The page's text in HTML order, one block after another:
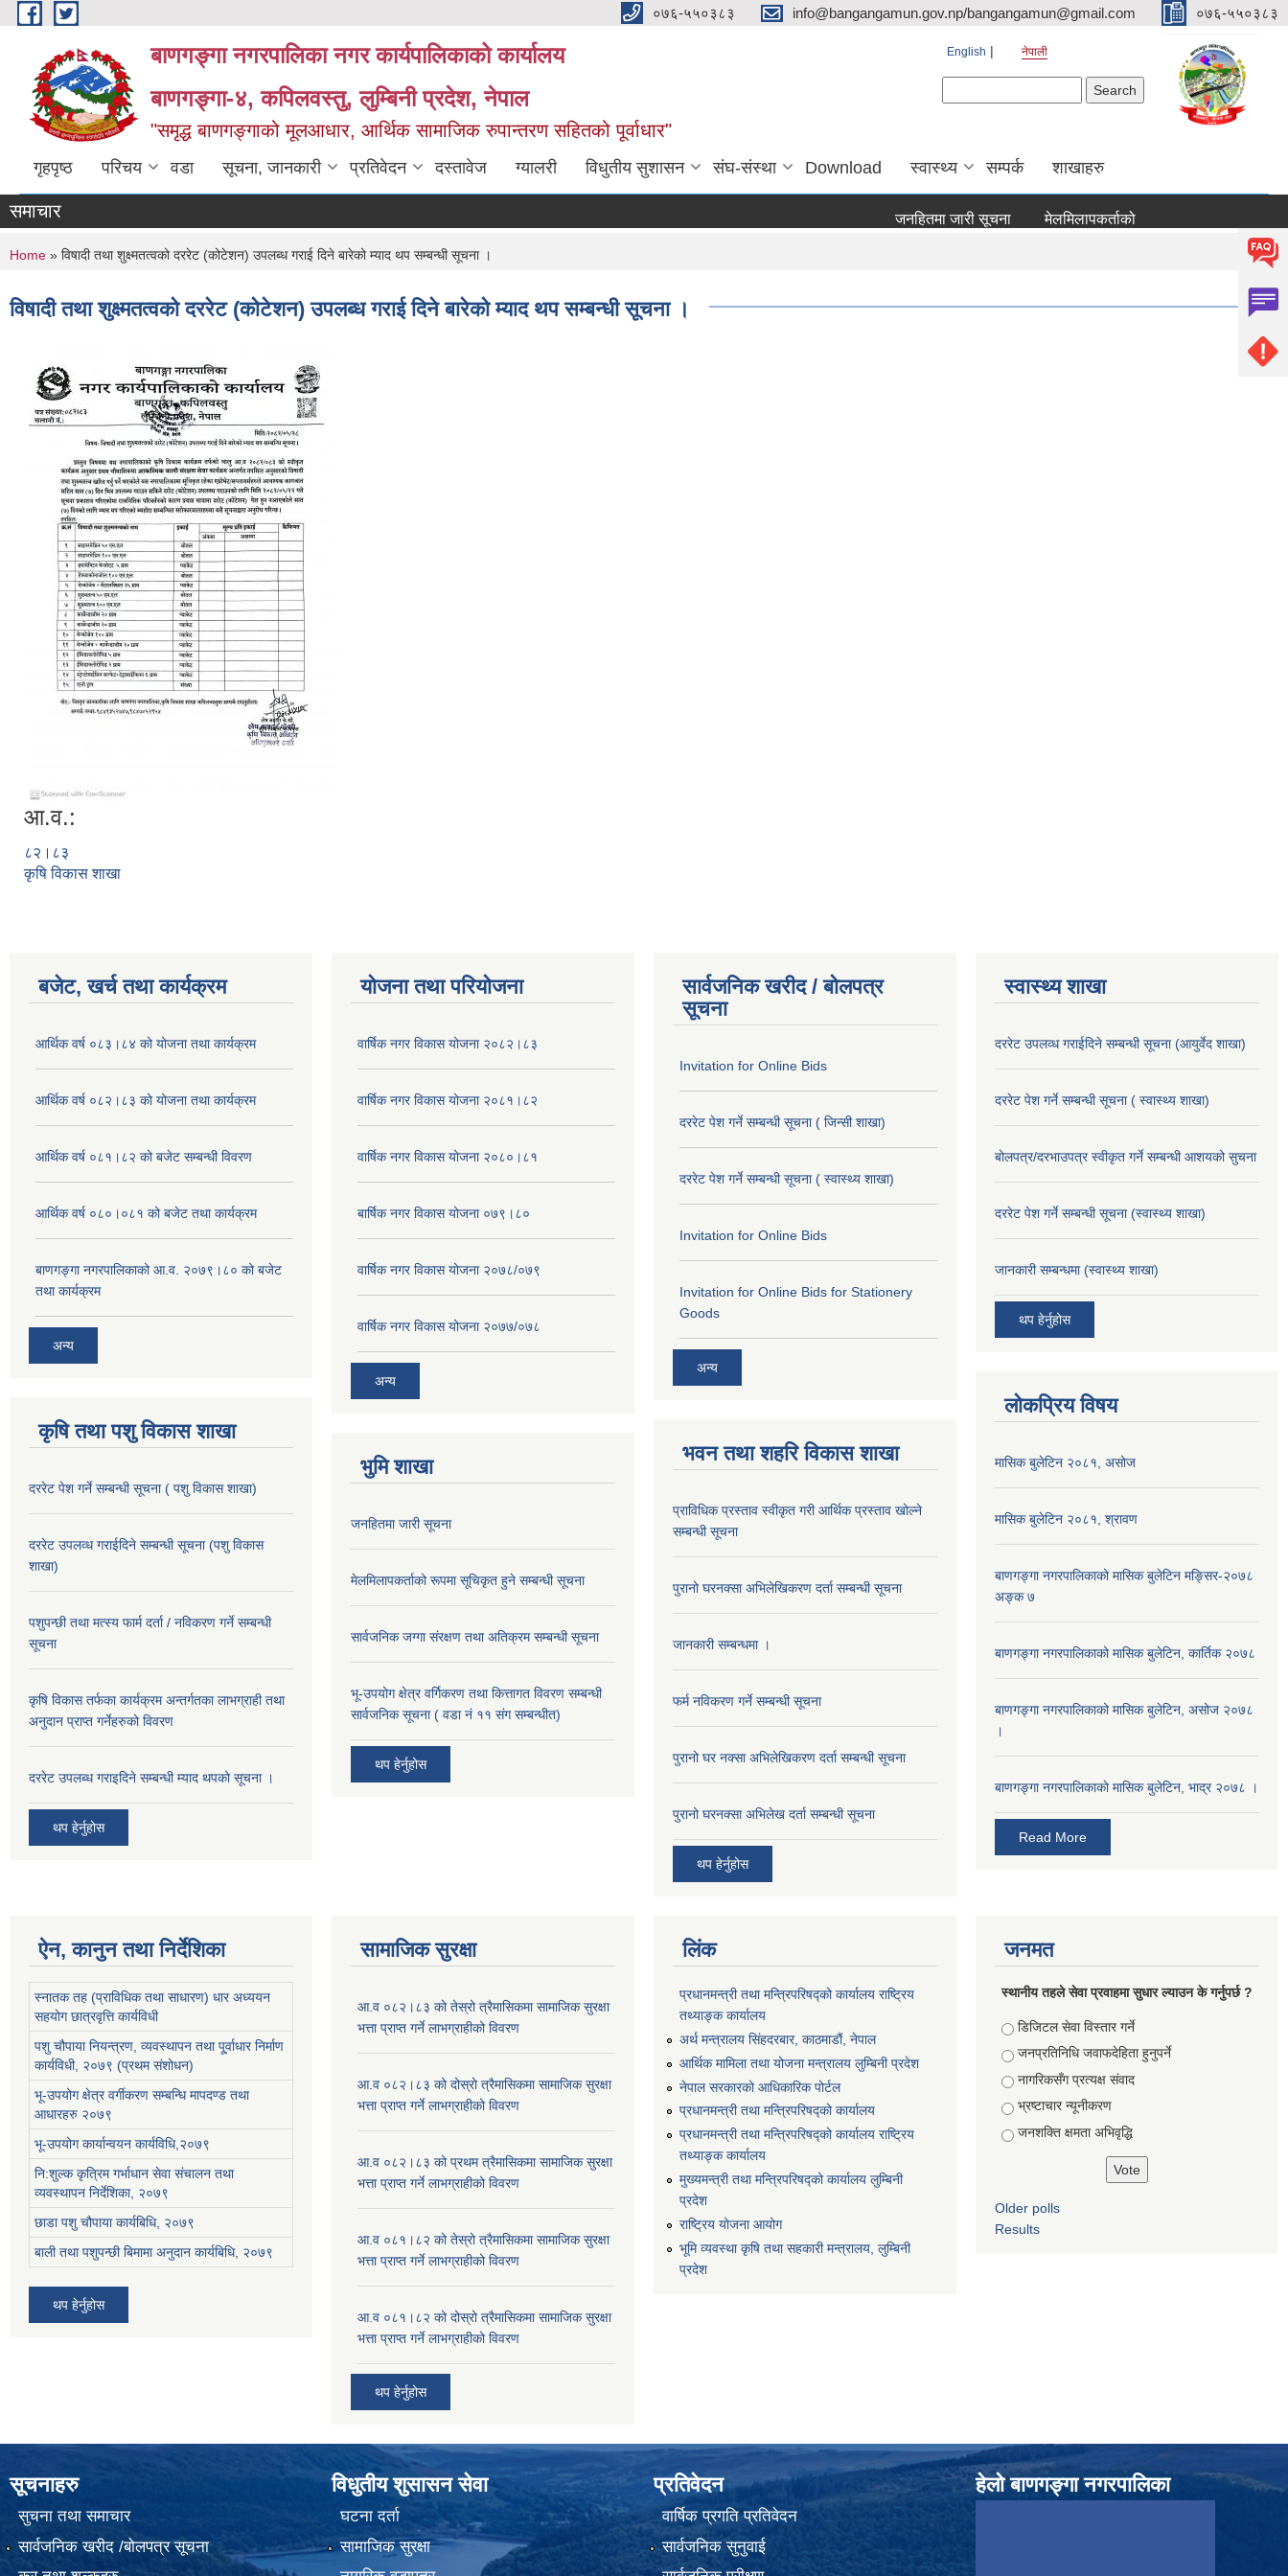
Skip to main content ०७६-५५०३८३ info@bangangamun.gov.np/bangangamun@gmail.com ०७६-५५०३८३
बाणगङ्गा नगरपालिका नगर कार्यपालिकाको कार्यालय
बाणगङ्गा-४, कपिलवस्तु, लुम्बिनी प्रदेश, नेपाल
"समृद्ध बाणगङ्गाको मूलआधार, आर्थिक सामाजिक रुपान्तरण सहितको पूर्वाधार"
English नेपाली
गृहपृष्ठ परिचय वडा सूचना, जानकारी प्रतिवेदन दस्तावेज ग्यालरी विधुतीय सुशासन संघ-संस्था Download स्वास्थ्य सम्पर्क शाखाहरु
समाचार जनहितमा जारी सूचना मेलमिलापकर्ताको रूपमा सूचिकृत हुने सम्बन्धी
You are here
Home » विषादी तथा शुक्ष्मतत्वको दररेट (कोटेशन) उपलब्ध गराई दिने बारेको म्याद थप सम्बन्धी सूचना ।
विषादी तथा शुक्ष्मतत्वको दररेट (कोटेशन) उपलब्ध गराई दिने बारेको म्याद थप सम्बन्धी सूचना ।
आ.व.:
८२।८३
कृषि विकास शाखा
बजेट, खर्च तथा कार्यक्रम
आर्थिक वर्ष ०८३।८४ को योजना तथा कार्यक्रम
आर्थिक वर्ष ०८२।८३ को योजना तथा कार्यक्रम
आर्थिक वर्ष ०८१।८२ को बजेट सम्बन्धी विवरण
आर्थिक वर्ष ०८०।०८१ को बजेट तथा कार्यक्रम
बाणगङ्गा नगरपालिकाको आ.व. २०७९।८० को बजेट
तथा कार्यक्रम
अन्य
कृषि तथा पशु विकास शाखा
दररेट पेश गर्ने सम्बन्धी सूचना ( पशु विकास शाखा)
दररेट उपलव्ध गराईदिने सम्बन्धी सूचना (पशु विकास
शाखा)
पशुपन्छी तथा मत्स्य फार्म दर्ता / नविकरण गर्ने सम्बन्धी
सूचना
कृषि विकास तर्फका कार्यक्रम अन्तर्गतका लाभग्राही तथा
अनुदान प्राप्त गर्नेहरुको विवरण
दररेट उपलब्ध गराइदिने सम्बन्धी म्याद थपको सूचना ।
थप हेर्नुहोस
योजना तथा परियोजना
वार्षिक नगर विकास योजना २०८२।८३
वार्षिक नगर विकास योजना २०८१।८२
वार्षिक नगर विकास योजना २०८०।८१
बार्षिक नगर विकास योजना ०७९।८०
वार्षिक नगर विकास योजना २०७८/०७९
वार्षिक नगर विकास योजना २०७७/०७८
अन्य
भुमि शाखा
जनहितमा जारी सूचना
मेलमिलापकर्ताको रूपमा सूचिकृत हुने सम्बन्धी सूचना
सार्वजनिक जग्गा संरक्षण तथा अतिक्रम सम्बन्धी सूचना
भू-उपयोग क्षेत्र वर्गिकरण तथा कित्तागत विवरण सम्बन्धी
सार्वजनिक सूचना ( वडा नं ११ संग सम्बन्धीत)
थप हेर्नुहोस
सार्वजनिक खरीद / बोलपत्र
सूचना
Invitation for Online Bids
दररेट पेश गर्ने सम्बन्धी सूचना ( जिन्सी शाखा)
दररेट पेश गर्ने सम्बन्धी सूचना ( स्वास्थ्य शाखा)
Invitation for Online Bids
Invitation for Online Bids for Stationery
Goods
अन्य
भवन तथा शहरि विकास शाखा
प्राविधिक प्रस्ताव स्वीकृत गरी आर्थिक प्रस्ताव खोल्ने
सम्बन्धी सूचना
पुरानो घरनक्सा अभिलेखिकरण दर्ता सम्बन्धी सूचना
जानकारी सम्बन्धमा ।
फर्म नविकरण गर्ने सम्बन्धी सूचना
पुरानो घर नक्सा अभिलेखिकरण दर्ता सम्बन्धी सूचना
पुरानो घरनक्सा अभिलेख दर्ता सम्बन्धी सूचना
थप हेर्नुहोस
स्वास्थ्य शाखा
दररेट उपलव्ध गराईदिने सम्बन्धी सूचना (आयुर्वेद शाखा)
दररेट पेश गर्ने सम्बन्धी सूचना ( स्वास्थ्य शाखा)
बोलपत्र/दरभाउपत्र स्वीकृत गर्ने सम्बन्धी आशयको सुचना
दररेट पेश गर्ने सम्बन्धी सूचना (स्वास्थ्य शाखा)
जानकारी सम्बन्धमा (स्वास्थ्य शाखा)
थप हेर्नुहोस
लोकप्रिय विषय
मासिक बुलेटिन २०८१, असोज
मासिक बुलेटिन २०८१, श्रावण
बाणगङ्गा नगरपालिकाको मासिक बुलेटिन मङ्सिर-२०७८
अङ्क ७
बाणगङ्गा नगरपालिकाको मासिक बुलेटिन, कार्तिक २०७८
बाणगङ्गा नगरपालिकाको मासिक बुलेटिन, असोज २०७८
।
बाणगङ्गा नगरपालिकाकाे मासिक बुलेटिन, भाद्र २०७८ ।
Read More
ऐन, कानुन तथा निर्देशिका
स्नातक तह (प्राविधिक तथा साधारण) धार अध्ययन
सहयोग छात्रवृत्ति कार्यविधी
पशु चौपाया नियन्त्रण, व्यवस्थापन तथा पू्र्वाधार निर्माण
कार्यविधी, २०७९ (प्रथम संशोधन)
भू-उपयोग क्षेत्र वर्गीकरण सम्बन्धि मापदण्ड तथा
आधारहरु २०७९
भू-उपयोग कार्यान्वयन कार्यविधि,२०७९
नि:शुल्क कृत्रिम गर्भाधान सेवा संचालन तथा
व्यवस्थापन निर्देशिका, २०७९
छाडा पशु चौपाया कार्यबिधि, २०७९
बाली तथा पशुपन्छी बिमामा अनुदान कार्यबिधि, २०७९
थप हेर्नुहोस
सामाजिक सुरक्षा
आ.व ०८२।८३ को तेस्रो त्रैमासिकमा सामाजिक सुरक्षा
भत्ता प्राप्त गर्ने लाभग्राहीको विवरण
आ.व ०८२।८३ को दोस्रो त्रैमासिकमा सामाजिक सुरक्षा
भत्ता प्राप्त गर्ने लाभग्राहीको विवरण
आ.व ०८२।८३ को प्रथम त्रैमासिकमा सामाजिक सुरक्षा
भत्ता प्राप्त गर्ने लाभग्राहीको विवरण
आ.व ०८१।८२ को तेस्रो त्रैमासिकमा सामाजिक सुरक्षा
भत्ता प्राप्त गर्ने लाभग्राहीको विवरण
आ.व ०८१।८२ को दोस्रो त्रैमासिकमा सामाजिक सुरक्षा
भत्ता प्राप्त गर्ने लाभग्राहीको विवरण
थप हेर्नुहोस
लिंक
प्रधानमन्त्री तथा मन्त्रिपरिषद्को कार्यालय राष्ट्रिय
तथ्याङ्क कार्यालय
अर्थ मन्त्रालय सिंहदरबार, काठमाडौं, नेपाल
आर्थिक मामिला तथा योजना मन्त्रालय लुम्बिनी प्रदेश
नेपाल सरकारको आधिकारिक पोर्टल
प्रधानमन्त्री तथा मन्त्रिपरिषद्को कार्यालय
प्रधानमन्त्री तथा मन्त्रिपरिषद्को कार्यालय राष्ट्रिय
तथ्याङ्क कार्यालय
मुख्यमन्त्री तथा मन्त्रिपरिषद्को कार्यालय लुम्बिनी
प्रदेश
राष्ट्रिय योजना आयोग
भूमि व्यवस्था कृषि तथा सहकारी मन्त्रालय, लुम्बिनी
प्रदेश
जनमत
स्थानीय तहले सेवा प्रवाहमा सुधार ल्याउन के गर्नुपर्छ ?
Choices
डिजिटल सेवा विस्तार गर्ने
जनप्रतिनिधि जवाफदेहिता हुनुपर्ने
नागरिकसँग प्रत्यक्ष संवाद
भ्रष्टाचार न्यूनीकरण
जनशक्ति क्षमता अभिवृद्धि
Older polls
Results
सूचनाहरु
सुचना तथा समाचार
सार्वजनिक खरीद /बोलपत्र सूचना
विधुतीय शुसासन सेवा
घटना दर्ता
सामाजिक सुरक्षा
प्रतिवेदन
वार्षिक प्रगति प्रतिवेदन
सार्वजनिक सुनुवाई
हेलाे बाणगङ्गा नगरपालिका